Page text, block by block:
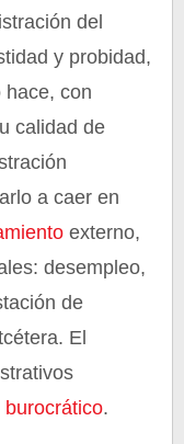
del
y probidad,
hace, con
calidad de
a caer en
externo,
desempleo,
de
El
burocrático.